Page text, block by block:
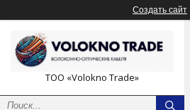
Создать сайт
ТОО «Volokno Trade»